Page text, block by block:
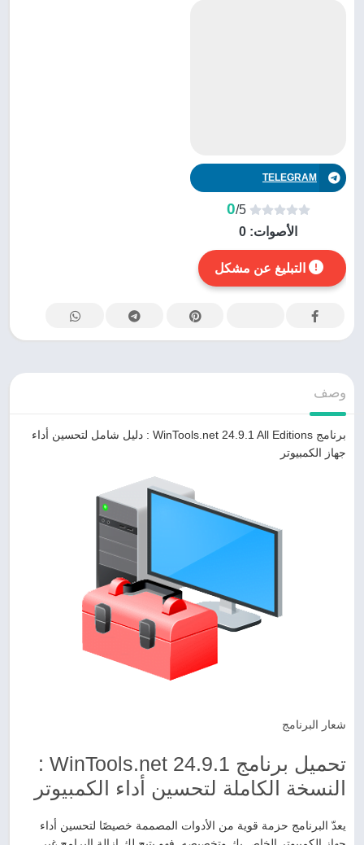
TELEGRAM
0/5
الأصوات: 0
التبليغ عن مشكل
وصف
برنامج WinTools.net 24.9.1 All Editions : دليل شامل لتحسين أداء
جهاز الكمبيوتر
شعار البرنامج
تحميل برنامج WinTools.net 24.9.1 :
النسخة الكاملة لتحسين أداء الكمبيوتر
يعدّ البرنامج حزمة قوية من الأدوات المصممة خصيصًا لتحسين أداء